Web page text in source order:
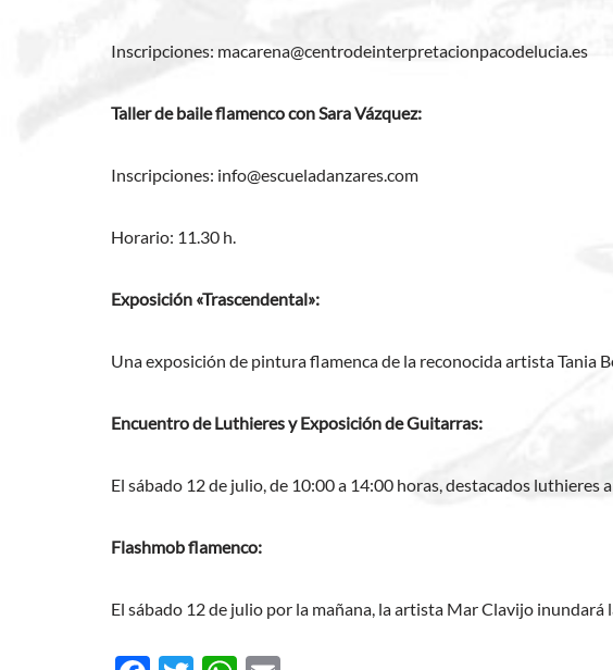
Inscripciones: macarena@centrodeinterpretacionpacodelucia.es
Taller de baile flamenco con Sara Vázquez:
Inscripciones: info@escueladanzares.com
Horario: 11.30 h.
Exposición «Trascendental»:
Una exposición de pintura flamenca de la reconocida artista Tania
Encuentro de Luthieres y Exposición de Guitarras:
El sábado 12 de julio, de 10:00 a 14:00 horas, destacados
Flashmob flamenco:
El sábado 12 de julio por la mañana, la artista Mar Clavijo